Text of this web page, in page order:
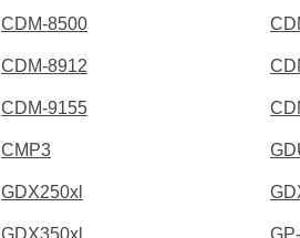
CDM-8500
CDM-8912
CDM-9155
CMP3
GDX250xl